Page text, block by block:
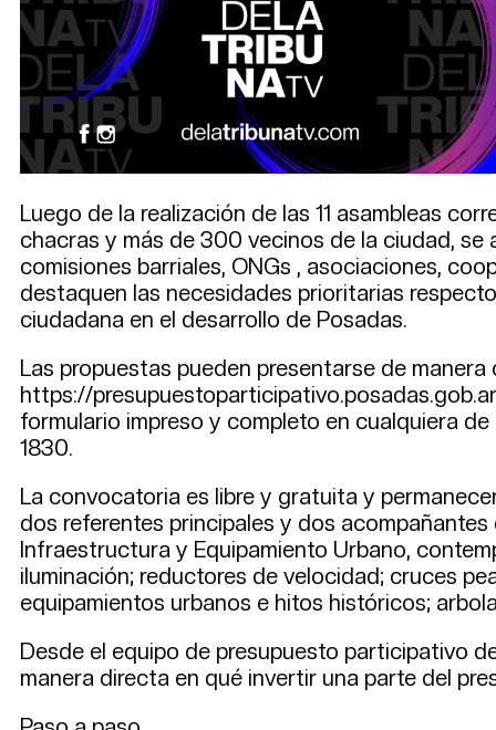
Luego de la realización de las 11 asambleas
chacras y más de 300 vecinos de la ciudad,
comisiones barriales, ONGs , asociaciones,
destaquen las necesidades prioritarias
ciudadana en el desarrollo de Posadas.
Las propuestas pueden presentarse de
https://
formulario impreso y completo en cualquiera
1830.
La convocatoria es libre y gratuita y
dos referentes principales y dos
Infraestructura y Equipamiento Urbano,
iluminación; reductores de velocidad; cruces
equipamientos urbanos e hitos históricos;
Desde el equipo de presupuesto participativo
manera directa en qué invertir una parte del